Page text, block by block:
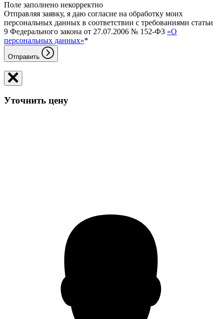
Поле заполнено некорректно
Отправляя заявку, я даю согласие на обработку моих
персональных данных в соответствии с требованиями статьи
9 Федерального закона от 27.07.2006 № 152-ФЗ «О
персональных данных»*
Отправить
Уточнить цену